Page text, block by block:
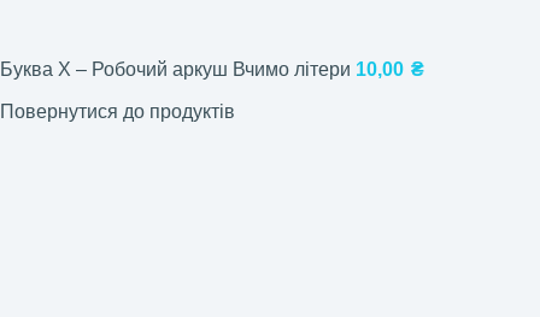
Буква Х – Робочий аркуш Вчимо літери 10,00 ₴
Повернутися до продуктів